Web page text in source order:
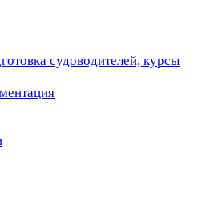
судоводителей, курсы